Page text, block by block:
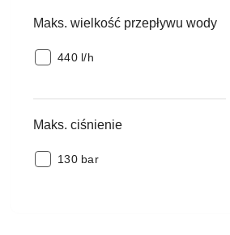
Maks. wielkość przepływu wody
Maks.
440 l/h
Maks. ciśnienie
Maks.
130 bar